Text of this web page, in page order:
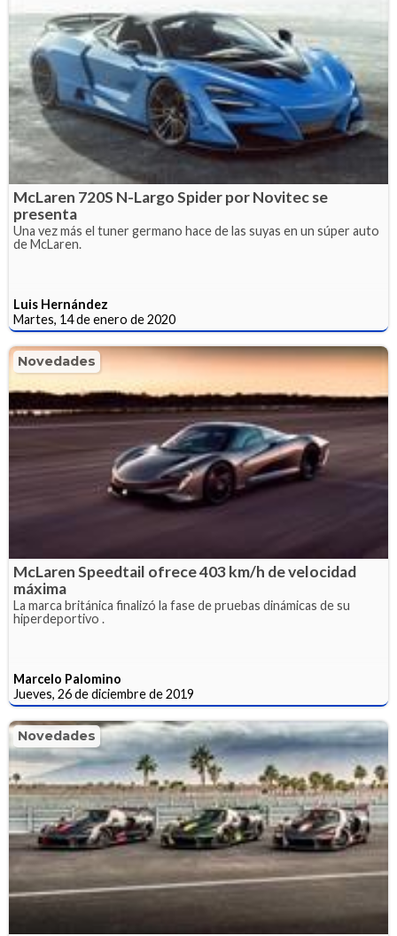
McLaren 720S N-Largo Spider por Novitec se
presenta
Una vez más el tuner germano hace de las suyas en un súper auto
de McLaren.
Luis Hernández
Martes, 14 de enero de 2020
Novedades
McLaren Speedtail ofrece 403 km/h de velocidad
máxima
La marca británica finalizó la fase de pruebas dinámicas de su
hiperdeportivo .
Marcelo Palomino
Jueves, 26 de diciembre de 2019
Novedades